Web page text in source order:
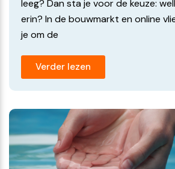
leeg? Dan sta je voor de keuze:
erin? In de bouwmarkt en online
je om de
Verder lezen